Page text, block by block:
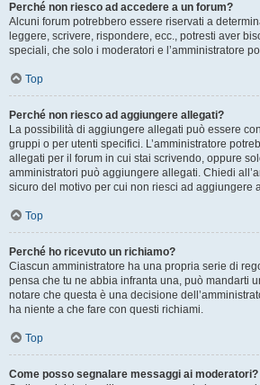
Perché non riesco ad accedere a un forum?
Alcuni forum potrebbero essere riservati a
leggere, scrivere, rispondere, ecc., potresti aver
speciali, che solo i moderatori e l’amministratore
Top
Perché non riesco ad aggiungere allegati?
La possibilità di aggiungere allegati può essere
gruppi o per utenti specifici. L’amministratore
allegati per il forum in cui stai scrivendo, oppure
amministratori può aggiungere allegati. Chiedi
sicuro del motivo per cui non riesci ad aggiungere
Top
Perché ho ricevuto un richiamo?
Ciascun amministratore ha una propria serie di
pensa che tu ne abbia infranta una, può mandarti
notare che questa è una decisione
ha niente a che fare con questi richiami.
Top
Come posso segnalare messaggi ai moderatori?